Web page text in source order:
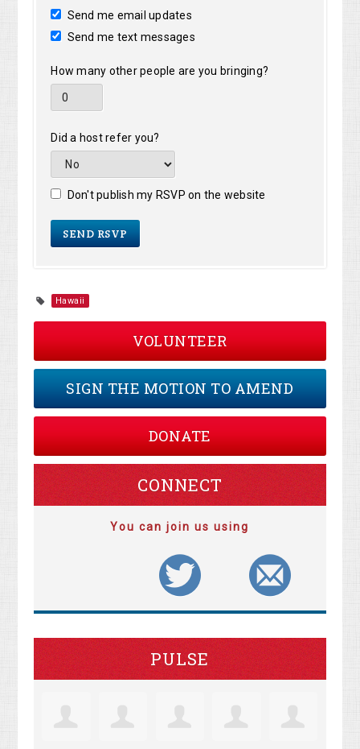
Send me email updates
Send me text messages
How many other people are you bringing?
Did a host refer you?
Don't publish my RSVP on the website
Hawaii
VOLUNTEER
SIGN THE MOTION TO AMEND
DONATE
CONNECT
You can join us using
PULSE